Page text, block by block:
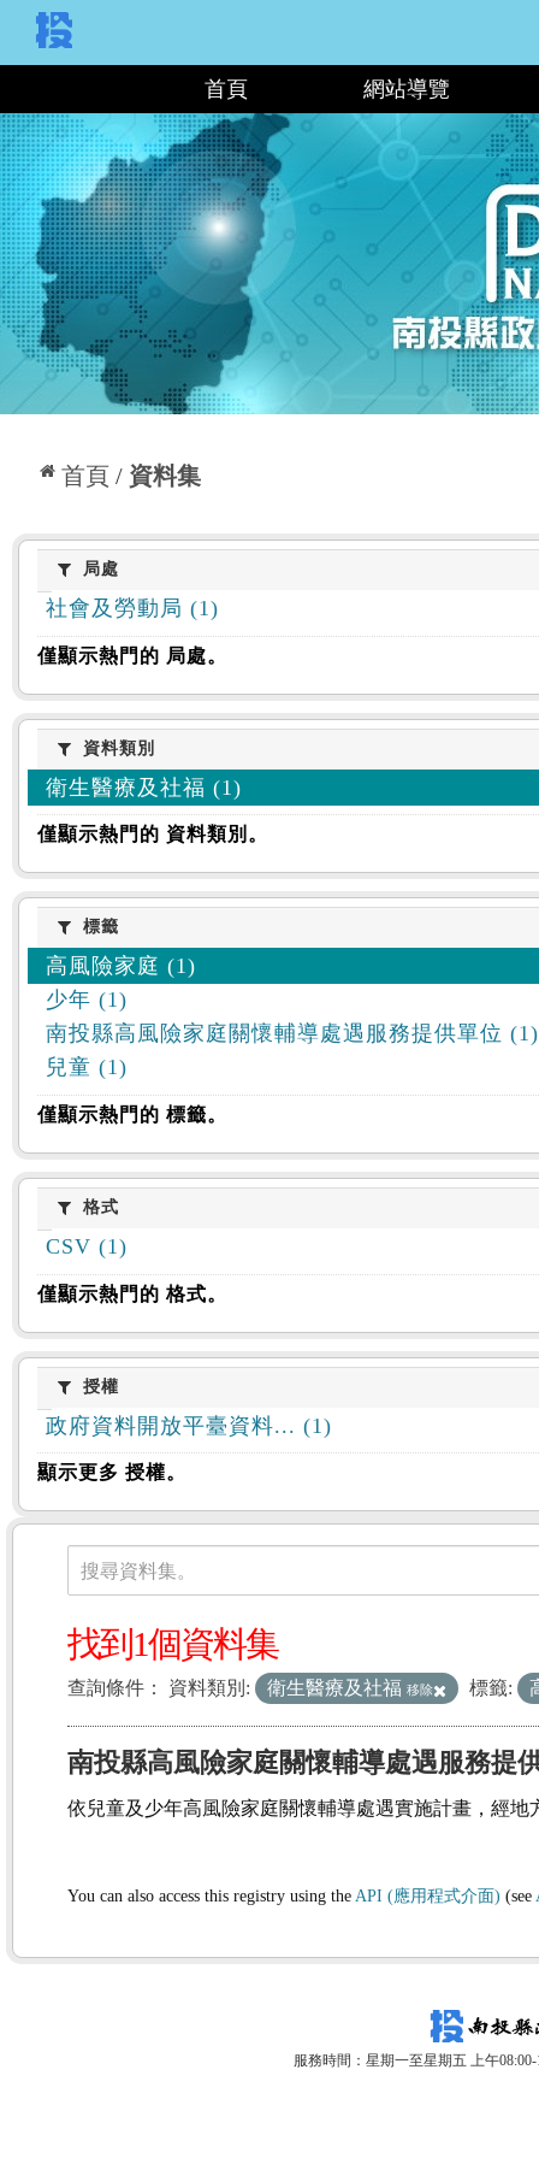
首頁 網站導覽
首頁 資料集
:::
局處局處
社會及勞動局 (1)
僅顯示熱門的 局處。
資料類別
資料類別
衛生醫療及社福 (1)
僅顯示熱門的 資料類別。
標籤標籤
高風險家庭 (1)
少年 (1)
南投縣高風險家庭關懷輔導處遇服務提供單位 (1)
兒童 (1)
僅顯示熱門的 標籤。
格式格式
CSV (1)
僅顯示熱門的 格式。
授權授權
政府資料開放平臺資料... (1)
顯示更多 授權。
資料集
搜尋資料集。
找到1個資料集
查詢條件： 資料類別: 衛生醫療及社福 移除 標籤:
南投縣高風險家庭關懷輔導處遇服務提
依兒童及少年高風險家庭關懷輔導處遇實施計畫，經地
You can also access this registry using the API (應用程式介面) (see
服務時間：星期一至星期五 上午